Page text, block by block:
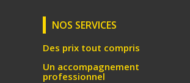
NOS SERVICES
Des prix tout compris
Un accompagnement
professionnel